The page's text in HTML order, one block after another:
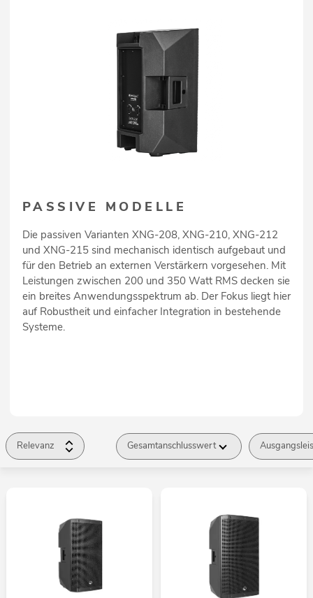
PASSIVE MODELLE
Die passiven Varianten XNG-208, XNG-210, XNG-212
und XNG-215 sind mechanisch identisch aufgebaut und
für den Betrieb an externen Verstärkern vorgesehen. Mit
Leistungen zwischen 200 und 350 Watt RMS decken sie
ein breites Anwendungsspektrum ab. Der Fokus liegt hier
auf Robustheit und einfacher Integration in bestehende
Systeme.
Relevanz Gesamtanschlusswert